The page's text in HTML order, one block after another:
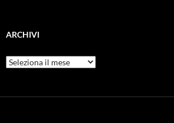
ARCHIVI
Archivi